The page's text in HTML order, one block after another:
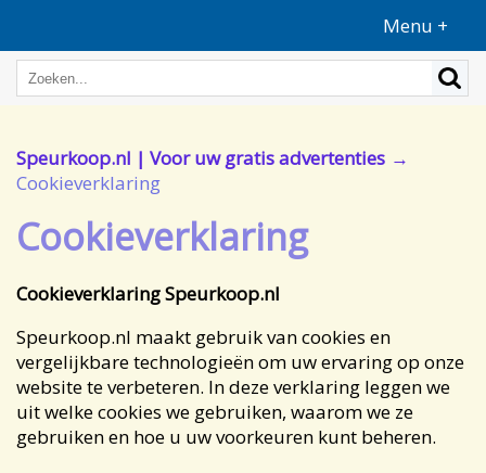
Menu +
Speurkoop.nl | Voor uw gratis advertenties
Cookieverklaring
Cookieverklaring
Cookieverklaring Speurkoop.nl
Speurkoop.nl maakt gebruik van cookies en
vergelijkbare technologieën om uw ervaring op onze
website te verbeteren. In deze verklaring leggen we
uit welke cookies we gebruiken, waarom we ze
gebruiken en hoe u uw voorkeuren kunt beheren.